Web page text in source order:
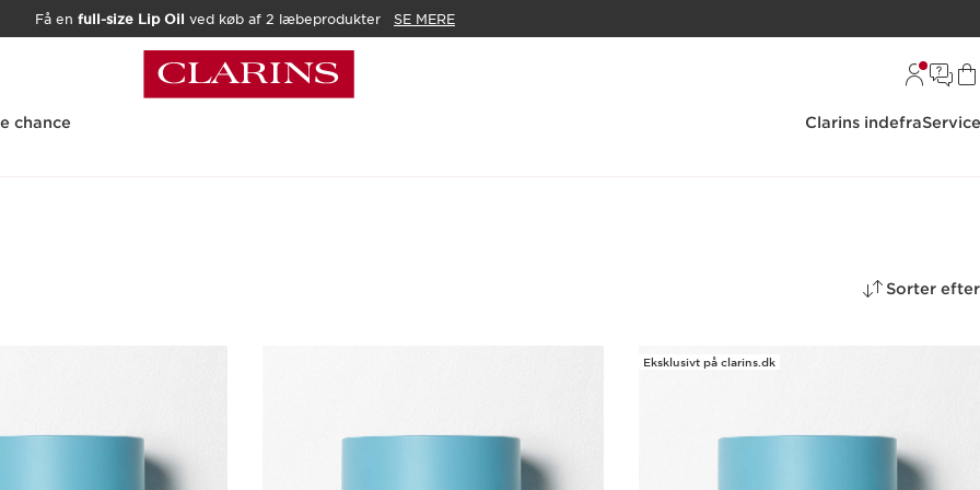
Få en full-size Lip Oil ved køb af 2 læbeprodukter SE MERE
chance Clarins indefra
Sorter efter
Eksklusivt på clarins.dk